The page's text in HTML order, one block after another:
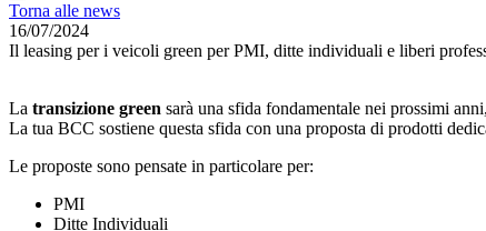
Torna alle news
16/07/2024
Il leasing per i veicoli green per PMI, ditte individuali e liberi
La transizione green sarà una sfida fondamentale nei prossimi
La tua BCC sostiene questa sfida con una proposta di prodotti
Le proposte sono pensate in particolare per:
PMI
Ditte Individuali